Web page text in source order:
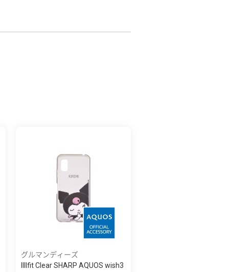
グルマンディーズ
IIIIfit Clear SHARP AQUOS wish3